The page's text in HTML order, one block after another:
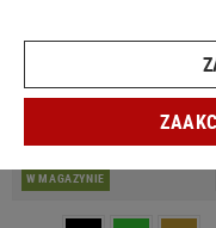
W MAGAZYNIE